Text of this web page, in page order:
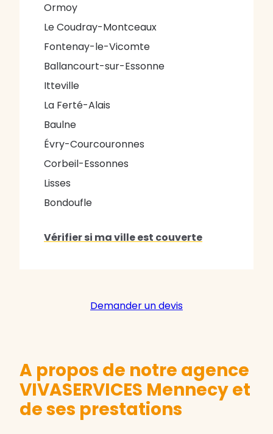
Ormoy
Le Coudray-Montceaux
Fontenay-le-Vicomte
Ballancourt-sur-Essonne
Itteville
La Ferté-Alais
Baulne
Évry-Courcouronnes
Corbeil-Essonnes
Lisses
Bondoufle
Vérifier si ma ville est couverte
Demander un devis
A propos de notre agence
VIVASERVICES Mennecy et
de ses prestations